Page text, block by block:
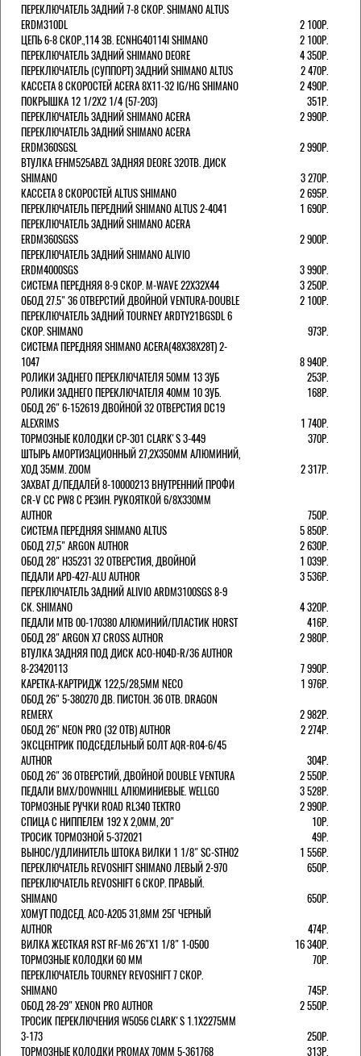
ПЕРЕКЛЮЧАТЕЛЬ ЗАДНИЙ 7-8 СКОР. SHIMANO ALTUS
ERDM310DL
2 100Р.
ЦЕПЬ 6-8 СКОР.,114 ЗВ. ECNHG40114I SHIMANO
2 100Р.
ПЕРЕКЛЮЧАТЕЛЬ ЗАДНИЙ SHIMANO DEORE
4 350Р.
ПЕРЕКЛЮЧАТЕЛЬ (СУППОРТ) ЗАДНИЙ SHIMANO ALTUS
2 470Р.
КАССЕТА 8 СКОРОСТЕЙ ACERA 8Х11-32 IG/HG SHIMANO
2 490Р.
ПОКРЫШКА 12 1/2X2 1/4 (57-203)
351Р.
ПЕРЕКЛЮЧАТЕЛЬ ЗАДНИЙ SHIMANO ACERA
2 990Р.
ПЕРЕКЛЮЧАТЕЛЬ ЗАДНИЙ SHIMANO ACERA
ERDM360SGSL
2 990Р.
ВТУЛКА EFHM525ABZL ЗАДНЯЯ DEORE 32ОТВ. ДИСК
SHIMANO
3 270Р.
КАССЕТА 8 СКОРОСТЕЙ ALTUS SHIMANO
2 695Р.
ПЕРЕКЛЮЧАТЕЛЬ ПЕРЕДНИЙ SHIMANO ALTUS 2-4041
1 690Р.
ПЕРЕКЛЮЧАТЕЛЬ ЗАДНИЙ SHIMANO ACERA
ERDM360SGSS
2 900Р.
ПЕРЕКЛЮЧАТЕЛЬ ЗАДНИЙ SHIMANO ALIVIO
ERDM4000SGS
3 990Р.
СИСТЕМА ПЕРЕДНЯЯ 8-9 СКОР. M-WAVE 22Х32Х44
3 250Р.
ОБОД 27.5" 36 ОТВЕРСТИЙ ДВОЙНОЙ VENTURA-DOUBLE
2 100Р.
ПЕРЕКЛЮЧАТЕЛЬ ЗАДНИЙ TOURNEY ARDTY21BGSDL 6
СКОР. SHIMANO
973Р.
СИСТЕМА ПЕРЕДНЯЯ SHIMANO ACERA(48Х38Х28Т) 2-
1047
8 940Р.
РОЛИКИ ЗАДНЕГО ПЕРЕКЛЮЧАТЕЛЯ 50ММ 13 ЗУБ
253Р.
РОЛИКИ ЗАДНЕГО ПЕРЕКЛЮЧАТЕЛЯ 40ММ 10 ЗУБ.
168Р.
ОБОД 26" 6-152619 ДВОЙНОЙ 32 ОТВЕРСТИЯ DC19
ALEXRIMS
1 740Р.
ТОРМОЗНЫЕ КОЛОДКИ CP-301 CLARK'S 3-449
370Р.
ШТЫРЬ АМОРТИЗАЦИОННЫЙ 27,2Х350ММ АЛЮМИНИЙ,
ХОД 35ММ. ZOOM
2 317Р.
ЗАХВАТ Д/ПЕДАЛЕЙ 8-10000213 ВНУТРЕННИЙ ПРОФИ
CR-V CC PW8 С РЕЗИН. РУКОЯТКОЙ 6/8X330ММ
AUTHOR
750Р.
СИСТЕМА ПЕРЕДНЯЯ SHIMANO ALTUS
5 850Р.
ОБОД 27,5" ARGON AUTHOR
2 630Р.
ОБОД 28" H35231 32 ОТВЕРСТИЯ, ДВОЙНОЙ
1 039Р.
ПЕДАЛИ APD-427-ALU AUTHOR
3 536Р.
ПЕРЕКЛЮЧАТЕЛЬ ЗАДНИЙ ALIVIO ARDM3100SGS 8-9
СК. SHIMANO
4 320Р.
ПЕДАЛИ MTB 00-170380 АЛЮМИНИЙ/ПЛАСТИК HORST
416Р.
ОБОД 28" ARGON X7 CROSS AUTHOR
2 980Р.
ВТУЛКА ЗАДНЯЯ ПОД ДИСК ACO-H04D-R/36 AUTHOR
8-23420113
7 990Р.
КАРЕТКА-КАРТРИДЖ 122,5/28,5ММ NECO
1 976Р.
ОБОД 26" 5-380270 ДВ. ПИСТОН. 36 ОТВ. DRAGON
REMERX
2 982Р.
ОБОД 26" NEON PRO (32 ОТВ) AUTHOR
2 274Р.
ЭКСЦЕНТРИК ПОДСЕДЕЛЬНЫЙ БОЛТ AQR-R04-6/45
AUTHOR
304Р.
ОБОД 26" 36 ОТВЕРСТИЙ, ДВОЙНОЙ DOUBLE VENTURA
2 550Р.
ПЕДАЛИ BMX/DOWNHILL АЛЮМИНИЕВЫЕ. WELLGO
3 528Р.
ТОРМОЗНЫЕ РУЧКИ ROAD RL340 TEKTRO
2 990Р.
СПИЦА С НИППЕЛЕМ 192 Х 2,0ММ, 20"
10Р.
ТРОСИК ТОРМОЗНОЙ 5-372021
49Р.
ВЫНОС/УДЛИНИТЕЛЬ ШТОКА ВИЛКИ 1 1/8" SC-STH02
1 556Р.
ПЕРЕКЛЮЧАТЕЛЬ REVOSHIFT SHIMANO ЛЕВЫЙ 2-970
650Р.
ПЕРЕКЛЮЧАТЕЛЬ REVOSHIFT 6 СКОР. ПРАВЫЙ.
SHIMANO
650Р.
ХОМУТ ПОДСЕД. ACO-A205 31,8ММ 25Г ЧЕРНЫЙ
AUTHOR
474Р.
ВИЛКА ЖЕСТКАЯ RST RF-M6 26"Х1 1/8" 1-0500
16 340Р.
ТОРМОЗНЫЕ КОЛОДКИ 60 ММ
70Р.
ПЕРЕКЛЮЧАТЕЛЬ TOURNEY REVOSHIFT 7 СКОР.
SHIMANO
745Р.
ОБОД 28-29" XENON PRO AUTHOR
2 550Р.
ТРОСИК ПЕРЕКЛЮЧЕНИЯ W5056 CLARK'S 1.1Х2275ММ
3-173
250Р.
ТОРМОЗНЫЕ КОЛОДКИ PROMAX 70ММ 5-361768
313Р.